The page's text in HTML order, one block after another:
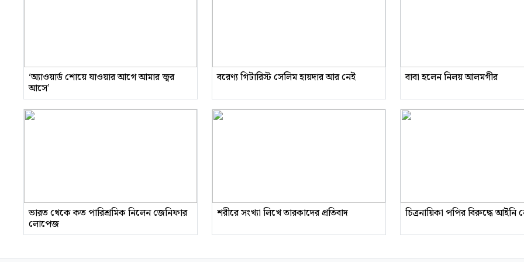
‘অ্যাওয়ার্ড শোয়ে যাওয়ার আগে আমার জ্বর
আসে’
বরেণ্য গিটারিস্ট সেলিম হায়দার আর নেই বাবা হলেন নিলয় আলমগীর
ভারত থেকে কত পারিশ্রমিক নিলেন জেনিফার
লোপেজ
শরীরে সংখ্যা লিখে তারকাদের প্রতিবাদ চিত্রনায়িকা পপির বিরুদ্ধে আইনি